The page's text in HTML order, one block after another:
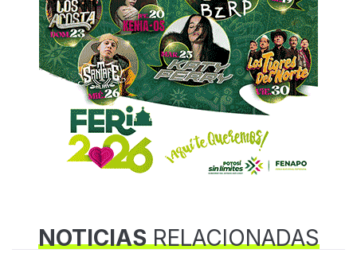
NOTICIASRELACIONADAS